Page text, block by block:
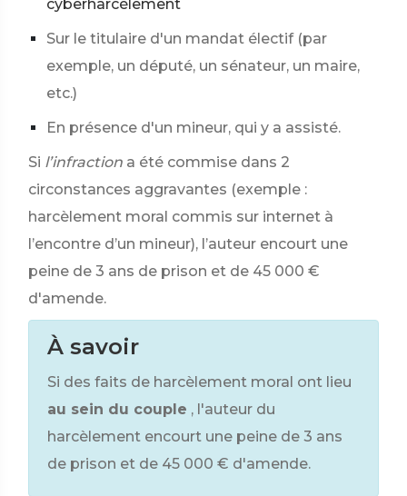
cyberharcèlement
Sur le titulaire d'un mandat électif (par
exemple, un député, un sénateur, un maire,
etc.)
En présence d'un mineur, qui y a assisté.
Si l’infraction a été commise dans 2
circonstances aggravantes (exemple :
harcèlement moral commis sur internet à
l’encontre d’un mineur), l’auteur encourt une
peine de 3 ans de prison et de 45 000 €
d'amende.
À savoir
Si des faits de harcèlement moral ont lieu
au sein du couple , l'auteur du
harcèlement encourt une peine de 3 ans
de prison et de 45 000 € d'amende.